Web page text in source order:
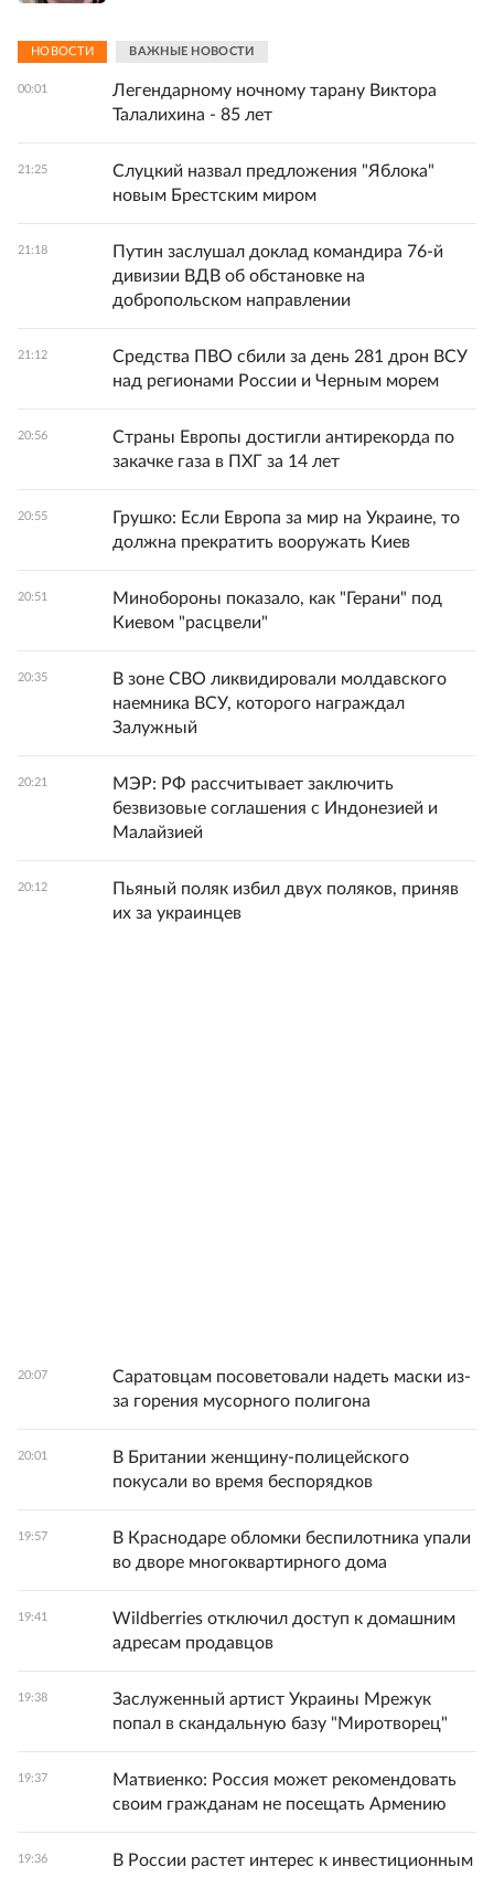
НОВОСТИ ВАЖНЫЕ НОВОСТИ
00:01
Легендарному ночному тарану Виктора
Талалихина - 85 лет
21:25
Слуцкий назвал предложения "Яблока"
новым Брестским миром
21:18
Путин заслушал доклад командира 76-й
дивизии ВДВ об обстановке на
добропольском направлении
21:12
Средства ПВО сбили за день 281 дрон ВСУ
над регионами России и Черным морем
20:56
Страны Европы достигли антирекорда по
закачке газа в ПХГ за 14 лет
20:55
Грушко: Если Европа за мир на Украине, то
должна прекратить вооружать Киев
20:51
Минобороны показало, как "Герани" под
Киевом "расцвели"
20:35
В зоне СВО ликвидировали молдавского
наемника ВСУ, которого награждал
Залужный
20:21
МЭР: РФ рассчитывает заключить
безвизовые соглашения с Индонезией и
Малайзией
20:12
Пьяный поляк избил двух поляков, приняв
их за украинцев
20:07
Саратовцам посоветовали надеть маски из-
за горения мусорного полигона
20:01
В Британии женщину-полицейского
покусали во время беспорядков
19:57
В Краснодаре обломки беспилотника упали
во дворе многоквартирного дома
19:41
Wildberries отключил доступ к домашним
адресам продавцов
19:38
Заслуженный артист Украины Мрежук
попал в скандальную базу "Миротворец"
19:37
Матвиенко: Россия может рекомендовать
своим гражданам не посещать Армению
19:36
В России растет интерес к инвестиционным